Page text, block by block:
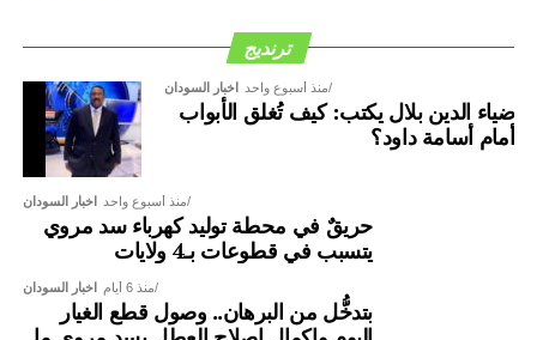
ترنديج
اخبار السودان منذ أسبوع واحد
ضياء الدين بلال يكتب: كيف تُغلق الأبواب
أمام أسامة داود؟
اخبار السودان منذ أسبوع واحد
حريقٌ في محطة توليد كهرباء سد مروي
يتسبب في قطوعات بـ4 ولايات
اخبار السودان منذ 6 أيام
بتدخُّل من البرهان.. وصول قطع الغيار